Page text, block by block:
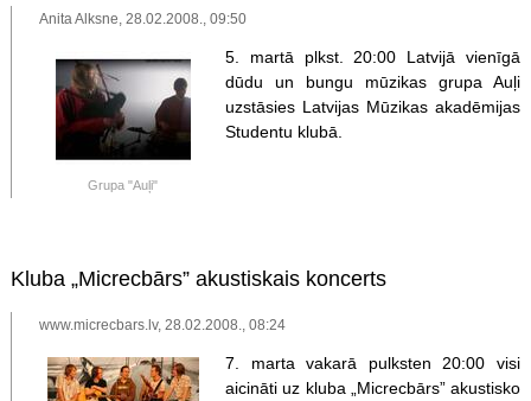
Anita Alksne, 28.02.2008., 09:50
Grupa "Auļi"
5. martā plkst. 20:00 Latvijā vienīgā
dūdu un bungu mūzikas grupa Auļi
uzstāsies Latvijas Mūzikas akadēmijas
Studentu klubā.
Kluba „Micrecbārs” akustiskais koncerts
www.micrecbars.lv, 28.02.2008., 08:24
7. marta vakarā pulksten 20:00 visi
aicināti uz kluba „Micrecbārs” akustisko